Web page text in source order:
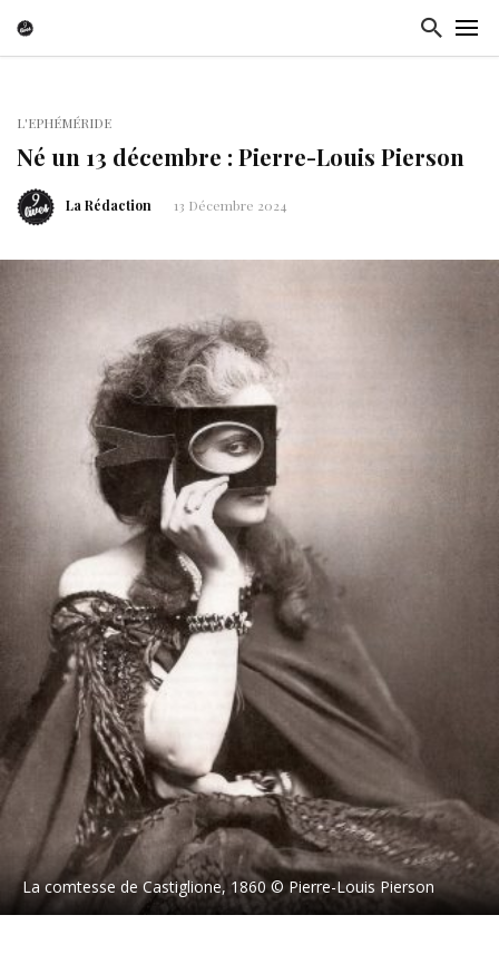
L'EPHÉMÉRIDE
Né un 13 décembre : Pierre-Louis Pierson
La Rédaction 13 Décembre 2024
La comtesse de Castiglione, 1860 © Pierre-Louis Pierson